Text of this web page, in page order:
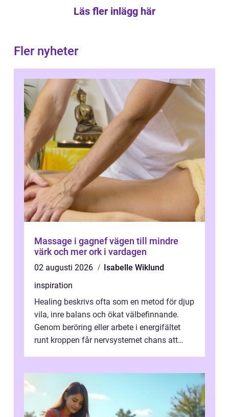
Läs fler inlägg här
Fler nyheter
Massage i gagnef vägen till mindre
värk och mer ork i vardagen
02 augusti 2026
Isabelle Wiklund
inspiration
Healing beskrivs ofta som en metod för djup
vila, inre balans och ökat välbefinnande.
Genom beröring eller arbete i energifältet
runt kroppen får nervsystemet chans att